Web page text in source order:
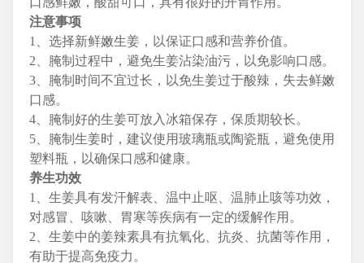
注意事项
1、选择新鲜嫩生姜，以保证口感和营养价值。
2、腌制过程中，避免生姜沾染油污，以免影响口感。
3、腌制时间不宜过长，以免生姜过于酸辣，失去鲜嫩
口感。
4、腌制好的生姜可放入冰箱保存，保质期较长。
5、腌制生姜时，建议使用玻璃瓶或陶瓷瓶，避免使用
塑料瓶，以确保口感和健康。
养生功效
1、生姜具有发汗解表、温中止呕、温肺止咳等功效，
对感冒、咳嗽、胃寒等疾病有一定的缓解作用。
2、生姜中的姜辣素具有抗氧化、抗炎、抗菌等作用，
有助于提高免疫力。